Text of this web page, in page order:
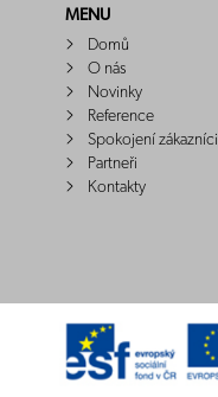
MENU
Domů
O nás
Novinky
Reference
Spokojení zákazníci
Partneři
Kontakty